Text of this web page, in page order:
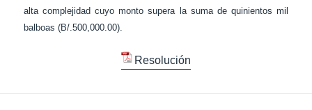
alta complejidad cuyo monto supera la suma de quinientos mil
balboas (B/.500,000.00).
Resolución